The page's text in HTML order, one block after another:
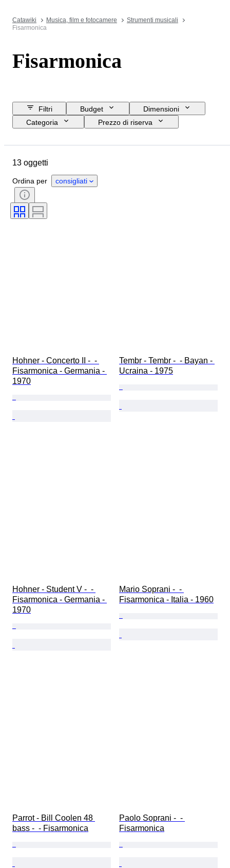
Catawiki Musica, film e fotocamere
Strumenti musicali
Fisarmonica
Fisarmonica
Filtri Budget
Dimensioni
Categoria
Prezzo di riserva
Paese d’origine
Condizioni
Epoca
Testato e funzionante
13 oggetti
Ordina per consigliati
Hohner - Concerto II -  -
Fisarmonica - Germania -
1970
Tembr - Tembr -  - Bayan -
Ucraina - 1975
Hohner - Student V -  -
Fisarmonica - Germania -
1970
Mario Soprani -  -
Fisarmonica - Italia - 1960
Parrot - Bill Coolen 48
bass -  - Fisarmonica
Paolo Soprani -  -
Fisarmonica